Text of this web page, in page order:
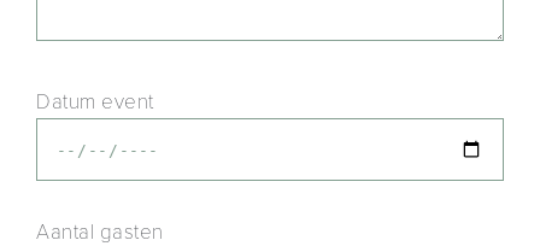
Datum event
Aantal gasten